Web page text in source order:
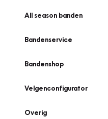
All season banden
Bandenservice
Bandenshop
Velgenconfigurator
Overig